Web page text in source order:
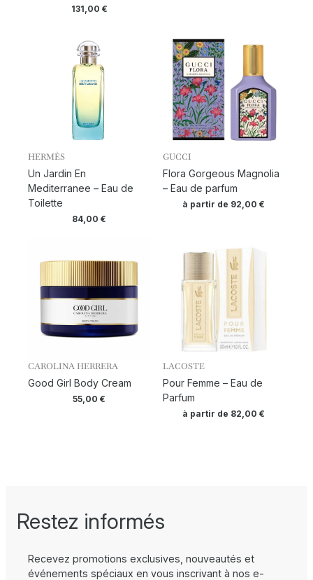
131,00 €
HERMÈS
Un Jardin En
Mediterranee – Eau de
Toilette
84,00€
GUCCI
Flora Gorgeous Magnolia
– Eau de parfum
à partir de 92,00€
CAROLINA HERRERA
Good Girl Body Cream
55,00€
LACOSTE
Pour Femme – Eau de
Parfum
à partir de 82,00€
Restez informés
Recevez promotions exclusives, nouveautés et
événements spéciaux en vous inscrivant à nos e-